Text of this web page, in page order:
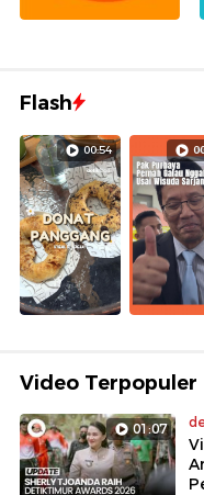
Flash
00:54
Video Terpopuler
01:07